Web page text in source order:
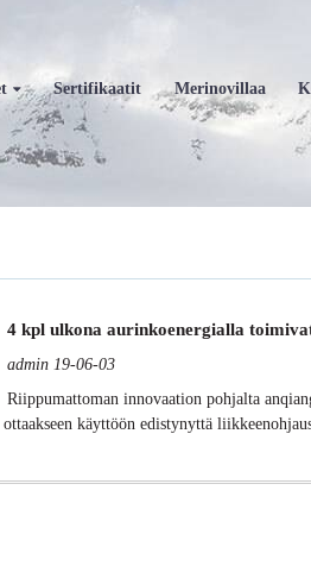
Sertifikaatit Merinovillaa
4 kpl ulkona aurinkoenergialla
admin 19-06-03
Riippumattoman innovaation pohjalta
käyttöön edistynyttä